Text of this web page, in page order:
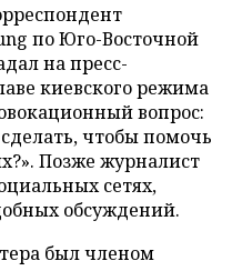
по Юго-Восточной
на пресс-
киевского режима
вопрос:
чтобы помочь
Позже журналист
сетях,
обсуждений.
был членом